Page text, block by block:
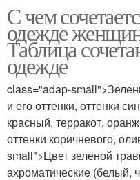
С чем
одежде
Таблица
одежде
class="adap-
и его оттенки, оттенки
красный, терракот,
оттенки коричневого,
small">Цвет зеленой
ахроматические (белый,